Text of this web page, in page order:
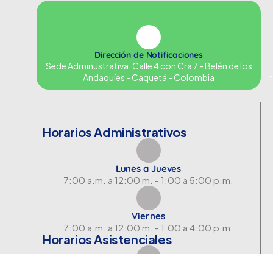
Dirección de Notificaciones
Sede Adminustrativa: Calle 4 con Cra 7 - Belén de los
Andaquíes - Caquetá - Colombia
Horarios Administrativos
Lunes a Jueves
7:00 a.m. a 12:00 m. - 1:00 a 5:00 p.m.
Viernes
7:00 a.m. a 12:00 m. - 1:00 a 4:00 p.m.
Horarios Asistenciales